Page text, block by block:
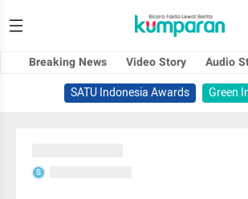
Breaking News Video Story Audio
SATU Indonesia Awards
Green
S